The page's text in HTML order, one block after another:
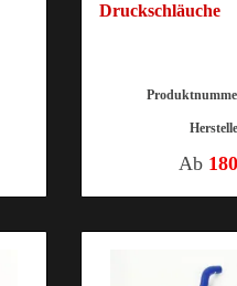
Druckschläuche
Ab